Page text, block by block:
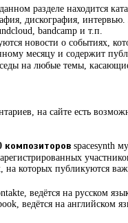
разделе находится
дискография,
bandcamp и т.п.
новости о событиях,
месяцу и содержит
на любые темы,
на сайте есть
композиторов spacesynth
на которых публикуются
ведётся на русском
ведётся на английском